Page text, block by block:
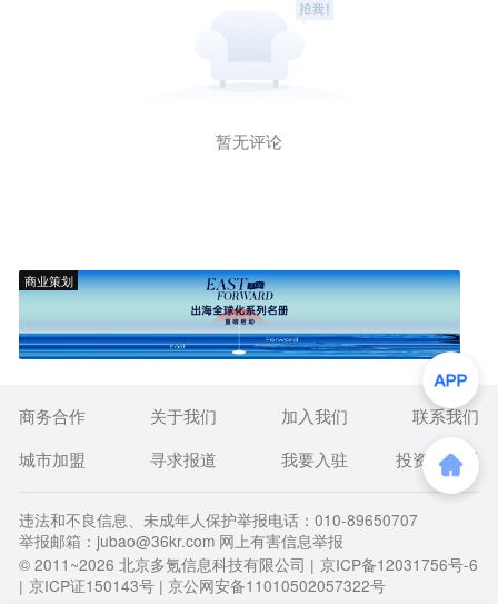
暂无评论
商业策划
商务合作 关于我们 加入我们
联系我们
城市加盟
寻求报道 我要入驻 投资者关系
违法和不良信息、未成年人保护举报电话：010-89650707
举报邮箱：jubao@36kr.com 网上有害信息举报
© 2011~2026 北京多氪信息科技有限公司 | 京ICP备12031756号-6
| 京ICP证150143号 | 京公网安备11010502057322号